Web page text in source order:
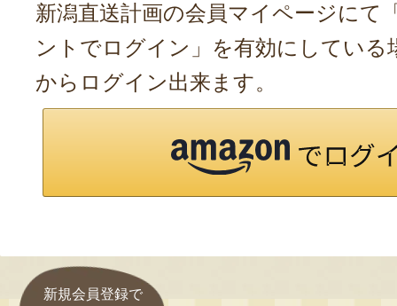
新潟直送計画の会員マイページにて
ントでログイン」を有効にしている
からログイン出来ます。
新規会員登録で